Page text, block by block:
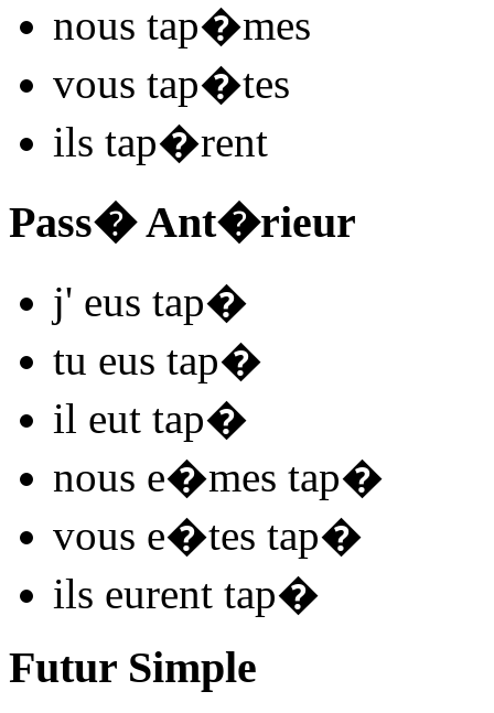
nous tap�mes
vous tap�tes
ils tap�rent
Pass� Ant�rieur
j' eus tap�
tu eus tap�
il eut tap�
nous e�mes tap�
vous e�tes tap�
ils eurent tap�
Futur Simple